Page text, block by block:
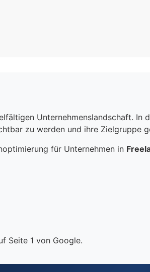
Unternehmenslandschaft. In
zu werden und ihre Zielgruppe
für Unternehmen in
Seite 1 von Google.